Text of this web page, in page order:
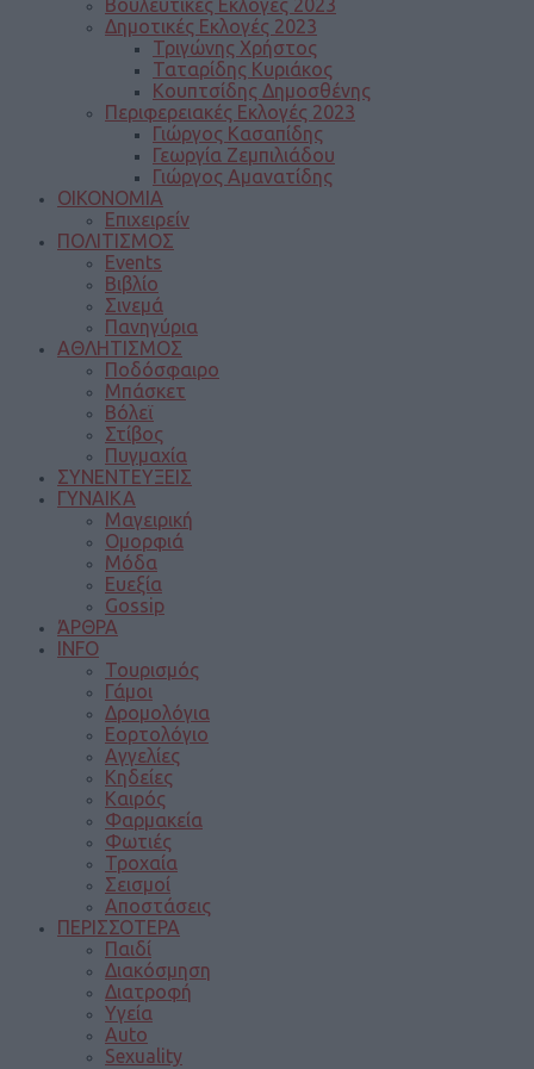
Βουλευτικές Εκλογές 2023
Δημοτικές Εκλογές 2023
Τριγώνης Χρήστος
Ταταρίδης Κυριάκος
Κουπτσίδης Δημοσθένης
Περιφερειακές Εκλογές 2023
Γιώργος Κασαπίδης
Γεωργία Ζεμπιλιάδου
Γιώργος Αμανατίδης
ΟΙΚΟΝΟΜΙΑ
Επιχειρείν
ΠΟΛΙΤΙΣΜΟΣ
Events
Βιβλίο
Σινεμά
Πανηγύρια
ΑΘΛΗΤΙΣΜΟΣ
Ποδόσφαιρο
Μπάσκετ
Βόλεϊ
Στίβος
Πυγμαχία
ΣΥΝΕΝΤΕΥΞΕΙΣ
ΓΥΝΑΙΚΑ
Μαγειρική
Ομορφιά
Μόδα
Ευεξία
Gossip
ΆΡΘΡΑ
INFO
Τουρισμός
Γάμοι
Δρομολόγια
Εορτολόγιο
Αγγελίες
Κηδείες
Καιρός
Φαρμακεία
Φωτιές
Τροχαία
Σεισμοί
Αποστάσεις
ΠΕΡΙΣΣΟΤΕΡΑ
Παιδί
Διακόσμηση
Διατροφή
Υγεία
Auto
Sexuality